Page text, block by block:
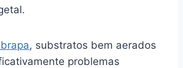
, substratos bem aerados
problemas